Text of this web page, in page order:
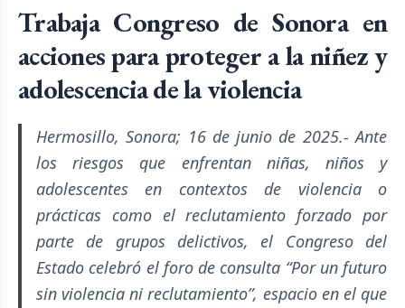
Trabaja Congreso de Sonora en
acciones para proteger a la niñez y
adolescencia de la violencia
Hermosillo, Sonora; 16 de junio de 2025.- Ante
los riesgos que enfrentan niñas, niños y
adolescentes en contextos de violencia o
prácticas como el reclutamiento forzado por
parte de grupos delictivos, el Congreso del
Estado celebró el foro de consulta “Por un futuro
sin violencia ni reclutamiento”, espacio en el que